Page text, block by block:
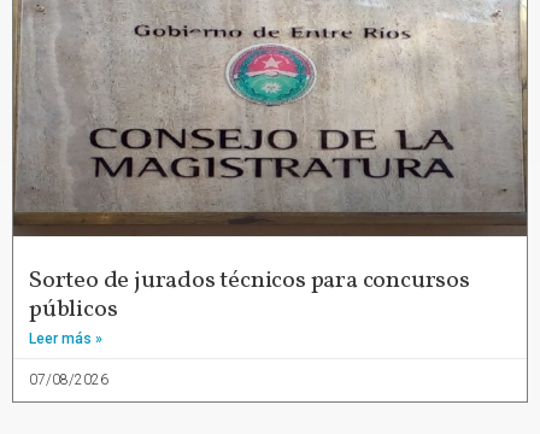
Sorteo de jurados técnicos para concursos
públicos
Leer más »
07/08/2026